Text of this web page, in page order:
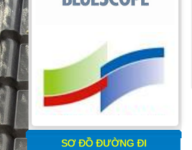
SƠ ĐỒ ĐƯỜNG ĐI